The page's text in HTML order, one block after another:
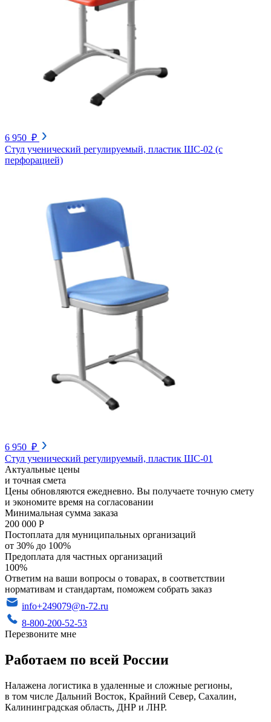
6 950 ₽
Стул ученический регулируемый, пластик ШС-02 (с
перфорацией)
6 950 ₽
Стул ученический регулируемый, пластик ШС-01
Актуальные цены
и точная смета
Цены обновляются ежедневно. Вы получаете точную смету
и экономите время на согласовании
Минимальная сумма заказа
200 000 Р
Постоплата для муниципальных организаций
от 30% до 100%
Предоплата для частных организаций
100%
Ответим на ваши вопросы о товарах, в соответствии
нормативам и стандартам, поможем собрать заказ
info+249079@n-72.ru
8-800-200-52-53
Перезвоните мне
Работаем по всей России
Налажена логистика в удаленные и сложные регионы,
в том числе Дальний Восток, Крайний Север, Сахалин,
Калининградская область, ДНР и ЛНР.